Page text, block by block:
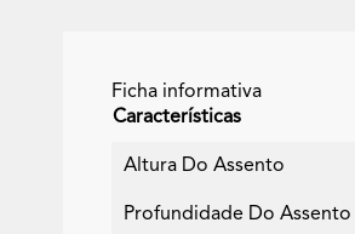
Ficha informativa
Características
Altura Do Assento
Profundidade Do Assento